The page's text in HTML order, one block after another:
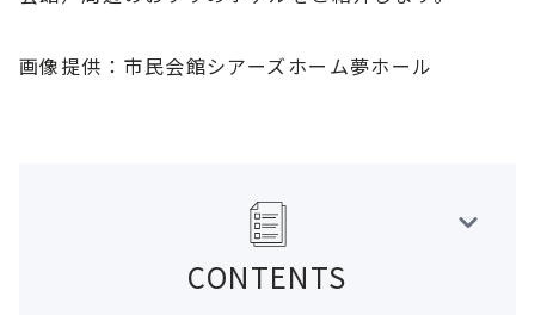
画像提供：市民会館シアーズホーム夢ホール
CONTENTS